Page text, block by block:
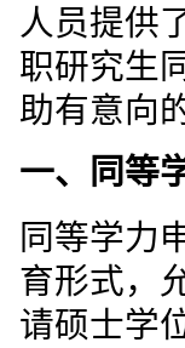
人员提供
职研究生
助有意向
一、同等
同等学力
育形式，
请硕士学